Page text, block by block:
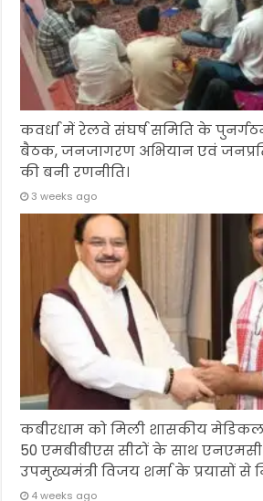
कवर्धा में रेलवे संघर्ष समिति के
बैठक, जनजागरण अभियान एवं
की बनी रणनीति।
3 weeks ago
कबीरधाम को मिली शासकीय
50 एमबीबीएस सीटों के साथ एनएमसी
उपमुख्यमंत्री विजय शर्मा के प्रयासों
4 weeks ago